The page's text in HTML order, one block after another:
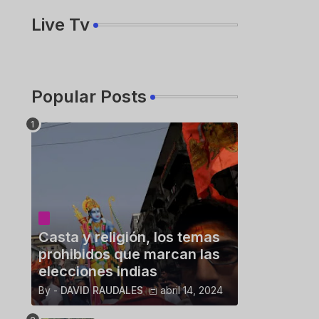
Live Tv
Popular Posts
Casta y religión, los temas
prohibidos que marcan las
elecciones indias
By - DAVID RAUDALES abril 14, 2024